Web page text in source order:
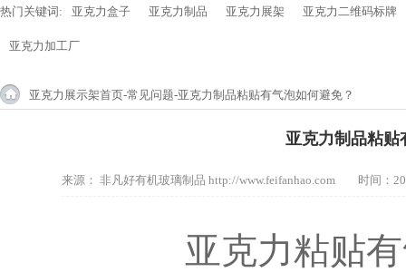
热门关键词: 亚克力盒子 亚克力制品 亚克力展架 亚克力二维码标牌
亚克力加工厂
亚克力展示架首页-常见问题-亚克力制品粘贴有气泡如何避免？
亚克力制品粘贴
来源： 非凡好有机玻璃制品 http://www.feifanhao.com 时间：
亚克力粘贴